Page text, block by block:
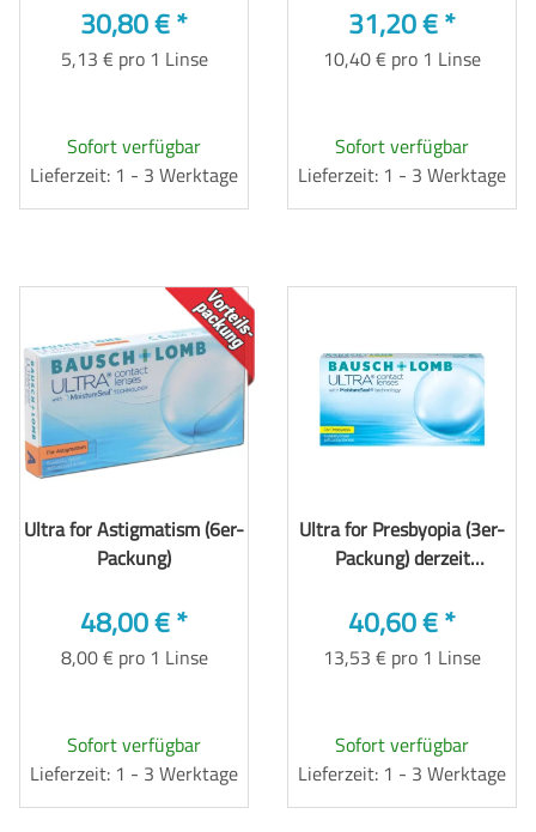
30,80 €*
5,13 € pro 1 Linse
Sofort verfügbar
Lieferzeit: 1 - 3 Werktage
lange Lieferzeit
31,20 €*
10,40 € pro 1 Linse
Sofort verfügbar
Lieferzeit: 1 - 3 Werktage
TOP
Ultra for Astigmatism (6er-
Packung)
48,00 €*
8,00 € pro 1 Linse
Sofort verfügbar
Lieferzeit: 1 - 3 Werktage
Ultra for Presbyopia (3er-
Packung) derzeit
lange Lieferzeit
40,60 €*
13,53 € pro 1 Linse
Sofort verfügbar
Lieferzeit: 1 - 3 Werktage